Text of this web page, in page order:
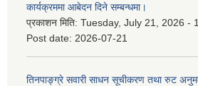
कार्यक्रममा आबेदन दिने सम्बन्धमा।
प्रकाशन मिति: Tuesday, July 21, 2026 -
Post date: 2026-07-21
तिनपाङ्ग्रे सवारी साधन सूचीकरण तथा रुट